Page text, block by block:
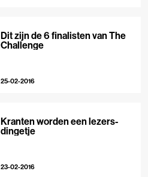
Dit zijn de 6 finalisten van The
Challenge
25-02-2016
Kranten worden een lezers-
dingetje
23-02-2016